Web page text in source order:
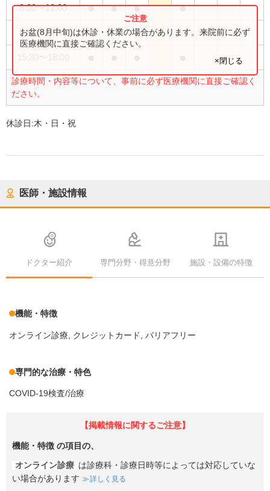
8:00〜12:00 ● ● ● ●
8:30〜12:30 ●
診療時間・内容等について、事前に必ず医療機関に直接ご確認く
ださい。
お盆(8月中旬)は休診・休業の場合があります。来院前に必ず
医療機関に直接ご確認ください。
×閉じる
休診日:木・日・祝
医師・施設情報
ドクター紹介 専門分野・得意分野 施設・設備の特徴
機能・特徴
オンライン診療 クレジットカード バリアフリー
専門的な治療・特色
COVID-19検査/治療
【掲載情報に関するご注意】
機能・特徴 の項目の、
オンライン診療 は診療科・診療日時等によっては対応していな
い場合があります
詳しく見る